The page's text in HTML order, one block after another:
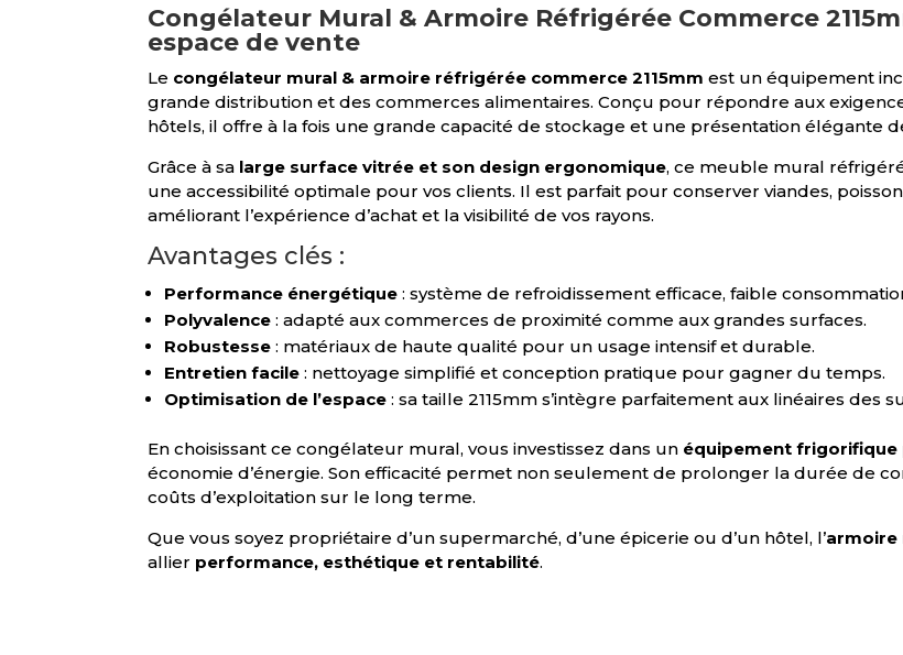
Congélateur Mural & Armoire Réfrigérée Commerce
espace de vente
Le congélateur mural & armoire réfrigérée commerce 2115mm est un équipement
grande distribution et des commerces alimentaires. Conçu pour répondre aux
hôtels, il offre à la fois une grande capacité de stockage et une présentation élégante
Grâce à sa large surface vitrée et son design ergonomique, ce meuble mural
une accessibilité optimale pour vos clients. Il est parfait pour conserver viandes,
améliorant l’expérience d’achat et la visibilité de vos rayons.
Avantages clés :
Performance énergétique : système de refroidissement efficace, faible
Polyvalence : adapté aux commerces de proximité comme aux grandes surfaces.
Robustesse : matériaux de haute qualité pour un usage intensif et durable.
Entretien facile : nettoyage simplifié et conception pratique pour gagner du temps.
Optimisation de l’espace : sa taille 2115mm s’intègre parfaitement aux linéaires des
En choisissant ce congélateur mural, vous investissez dans un équipement frigorifique
économie d’énergie. Son efficacité permet non seulement de prolonger la durée de
coûts d’exploitation sur le long terme.
Que vous soyez propriétaire d’un supermarché, d’une épicerie ou d’un hôtel, l’armoire
allier performance, esthétique et rentabilité.